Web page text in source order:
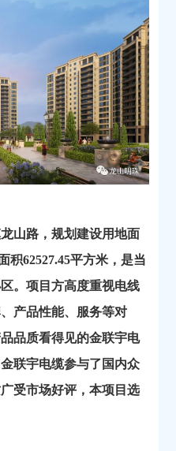
山路，规划建设用地面
积62527.45平方米，是当
。项目方高度重视电线
产品性能、服务等对
品质看得见的金联宇电
联宇电缆参与了国内众
受市场好评，本项目选